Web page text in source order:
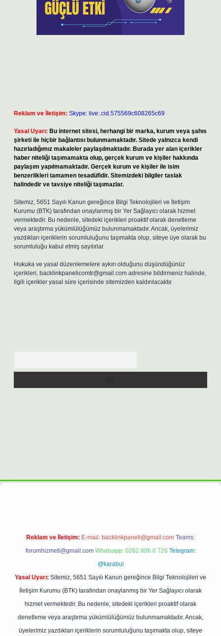
Reklam ve İletişim: Skype: live:.cid.575569c608265c69
Yasal Uyarı: Bu internet sitesi, herhangi bir marka, kurum veya şahıs
şirketi ile hiçbir bağlantısı bulunmamaktadır. Sitede yalnızca kendi
hazırladığımız makaleler paylaşılmaktadır. Burada yer alan içerikler
haber niteliği taşımamakta olup, gerçek kurum ve kişiler hakkında
paylaşım yapılmamaktadır. Gerçek kurum ve kişiler ile isim
benzerlikleri tamamen tesadüfidir. Sitemizdeki bilgiler taslak
halindedir ve tavsiye niteliği taşımazlar.
Sitemiz, 5651 Sayılı Kanun gereğince Bilgi Teknolojileri ve İletişim
Kurumu (BTK) tarafından onaylanmış bir Yer Sağlayıcı olarak hizmet
vermektedir. Bu nedenle, sitedeki içerikleri proaktif olarak denetleme
veya araştırma yükümlülüğümüz bulunmamaktadır. Ancak, üyelerimiz
yazdıkları içeriklerin sorumluluğunu taşımakta olup, siteye üye olarak bu
sorumluluğu kabul etmiş sayılırlar.
Hukuka ve yasal düzenlemelere aykırı olduğunu düşündüğünüz
içerikleri, backlinkpanelicomtr@gmail.com adresine bildirmeniz halinde,
ilgili içerikler yasal süre içerisinde sitemizden kaldırılacaktır.
casinohttps://betexpergiris.casino/betexpergir.net
Reklam ve İletişim: E-mail: backlinkpaneli@gmail.com Teams:
forumhizmeti@gmail.com Whatsapp: 0262 606 0 726 Telegram:
@karabul
Yasal Uyarı: Sitemiz, 5651 Sayılı Kanun gereğince Bilgi Teknolojileri ve
İletişim Kurumu (BTK) tarafından onaylanmış bir Yer Sağlayıcı olarak
hizmet vermektedir. Bu nedenle, sitedeki içerikleri proaktif olarak
denetleme veya araştırma yükümlülüğümüz bulunmamaktadır. Ancak,
üyelerimiz yazdıkları içeriklerin sorumluluğunu taşımakta olup, siteye